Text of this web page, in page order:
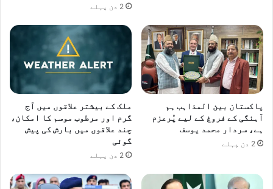
2 دن پہلے
پاکستان بین المذاہب ہم
آہنگی کے فروغ کے لیے پُرعزم
ہے، سردار محمد یوسف
2 دن پہلے
ملک کے بیشتر علاقوں میں آج
گرم اور مرطوب موسم کا امکان،
چند علاقوں میں بارش کی پیش
گوئی
2 دن پہلے